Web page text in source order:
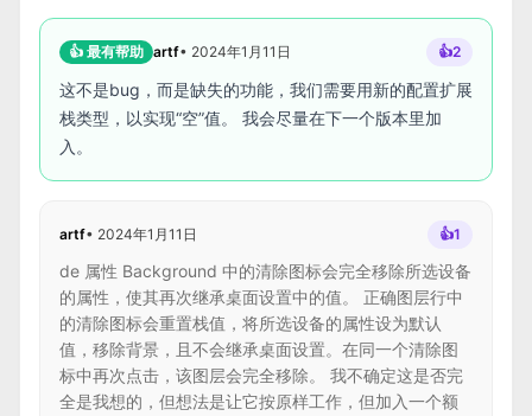
👍 最有帮助 artf• 2024年1月11日 👍2
这不是bug，而是缺失的功能，我们需要用新的配置扩展
栈类型，以实现“空”值。 我会尽量在下一个版本里加
入。
artf• 2024年1月11日 👍1
de 属性 Background 中的清除图标会完全移除所选设备
的属性，使其再次继承桌面设置中的值。 正确图层行中
的清除图标会重置栈值，将所选设备的属性设为默认
值，移除背景，且不会继承桌面设置。在同一个清除图
标中再次点击，该图层会完全移除。 我不确定这是否完
全是我想的，但想法是让它按原样工作，但加入一个额